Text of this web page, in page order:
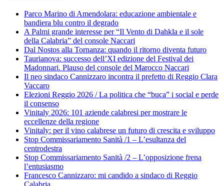
Parco Marino di Amendolara: educazione ambientale e
bandiera blu contro il degrado
A Palmi grande interesse per “Il Vento di Dahkla e il sole
della Calabria” del console Naccari
Dal Nostos alla Tornanza: quando il ritorno diventa futuro
Taurianova: successo dell’XI edizione del Festival dei
Madonnari. Plauso del console del Marocco Naccari
Il neo sindaco Cannizzaro incontra il prefetto di Reggio Clara
Vaccaro
Elezioni Reggio 2026 / La politica che “buca” i social e perde
il consenso
Vinitaly 2026: 101 aziende calabresi per mostrare le
eccellenze della regione
Vinitaly: per il vino calabrese un futuro di crescita e sviluppo
Stop Commissariamento Sanità /1 – L’esultanza del
centrodestra
Stop Commissariamento Sanità /2 – L’opposizione frena
l’entusiasmo
Francesco Cannizzaro: mi candido a sindaco di Reggio
Calabria